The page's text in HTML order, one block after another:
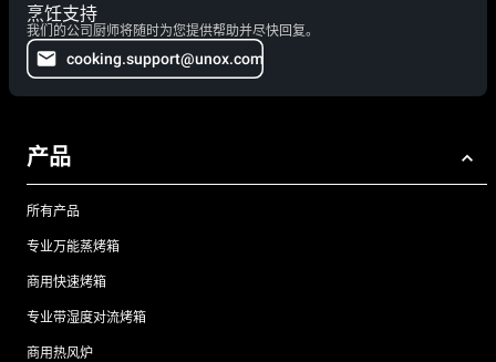
烹饪支持
我们的公司厨师将随时为您提供帮助并尽快回复。
cooking.support@unox.com
产品
所有产品
专业万能蒸烤箱
商用快速烤箱
专业带湿度对流烤箱
商用热风炉